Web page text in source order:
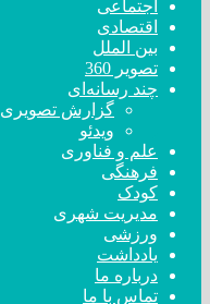
اجتماعی
اقتصادی
بین الملل
تصویر 360
چند رسانه‌ای
گزارش تصویری
ویدئو
علم و فناوری
فرهنگی
کودک
مدیریت شهری
ورزشی
یادداشت
درباره ما
تماس با ما